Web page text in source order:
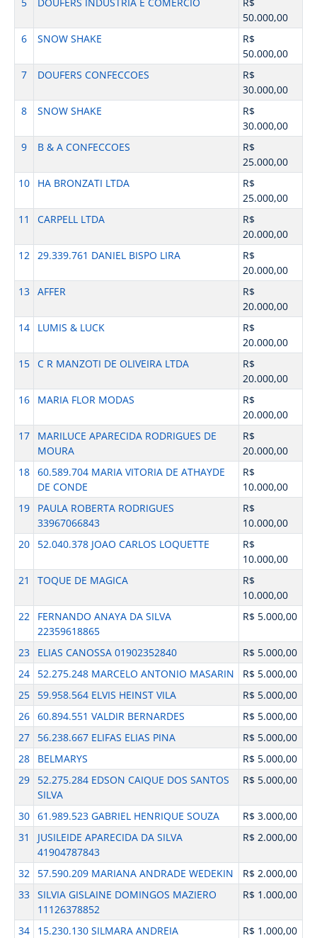
50.000,00
6
SNOW SHAKE
R$
50.000,00
7
DOUFERS CONFECCOES
R$
30.000,00
8
SNOW SHAKE
R$
30.000,00
9
B & A CONFECCOES
R$
25.000,00
10
HA BRONZATI LTDA
R$
25.000,00
11
CARPELL LTDA
R$
20.000,00
12 29.339.761 DANIEL BISPO LIRA
R$
20.000,00
13 AFFER
R$
20.000,00
14
LUMIS & LUCK
R$
20.000,00
15 C R MANZOTI DE OLIVEIRA LTDA
R$
20.000,00
16
MARIA FLOR MODAS
R$
20.000,00
17
MARILUCE APARECIDA RODRIGUES DE
MOURA
R$
20.000,00
18 60.589.704 MARIA VITORIA DE ATHAYDE
DE CONDE
R$
10.000,00
19
PAULA ROBERTA RODRIGUES
33967066843
R$
10.000,00
20
52.040.378 JOAO CARLOS LOQUETTE
R$
10.000,00
21
TOQUE DE MAGICA
R$
10.000,00
22
FERNANDO ANAYA DA SILVA
22359618865
R$ 5.000,00
23 ELIAS CANOSSA 01902352840
R$ 5.000,00
24
52.275.248 MARCELO ANTONIO MASARIN
R$ 5.000,00
25
59.958.564 ELVIS HEINST VILA
R$ 5.000,00
26 60.894.551 VALDIR BERNARDES
R$ 5.000,00
27
56.238.667 ELIFAS ELIAS PINA
R$ 5.000,00
28
BELMARYS
R$ 5.000,00
29
52.275.284 EDSON CAIQUE DOS SANTOS
SILVA
R$ 5.000,00
30 61.989.523 GABRIEL HENRIQUE SOUZA
R$ 3.000,00
31
JUSILEIDE APARECIDA DA SILVA
41904787843
R$ 2.000,00
32 57.590.209 MARIANA ANDRADE WEDEKIN
R$ 2.000,00
33 SILVIA GISLAINE DOMINGOS MAZIERO
11126378852
R$ 1.000,00
34
15.230.130 SILMARA ANDREIA
R$ 1.000,00